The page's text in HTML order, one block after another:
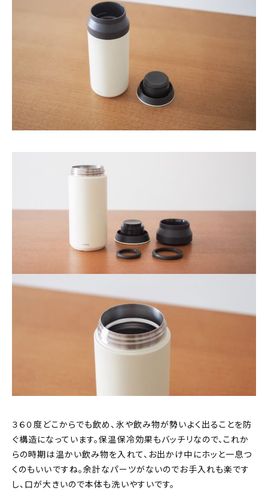
３６０度どこからでも飲め、氷や飲み物が勢いよく出ることを防
ぐ構造になっています。保温保冷効果もバッチリなので、これか
らの時期は温かい飲み物を入れて、お出かけ中にホッと一息つ
くのもいいですね。余計なパーツがないのでお手入れも楽です
し、口が大きいので本体も洗いやすいです。